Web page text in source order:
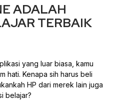
ADALAH
TERBAIK
yang luar biasa, kamu
hati. Kenapa sih harus beli
HP dari merek lain juga
belajar?